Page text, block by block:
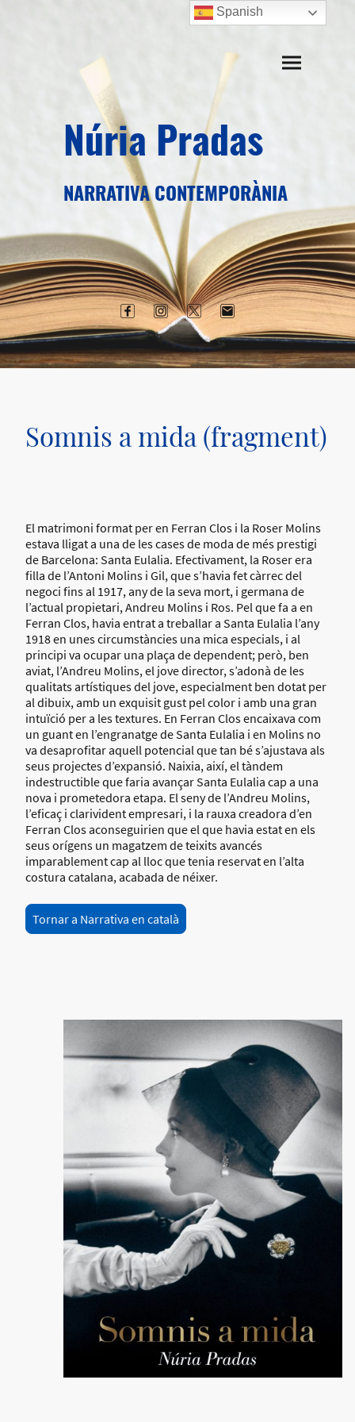
Núria Pradas
NARRATIVA CONTEMPORÀNIA
Somnis a mida (fragment)
El matrimoni format per en Ferran Clos i la Roser Molins
estava lligat a una de les cases de moda de més prestigi
de Barcelona: Santa Eulalia. Efectivament, la Roser era
filla de l’Antoni Molins i Gil, que s’havia fet càrrec del
negoci fins al 1917, any de la seva mort, i germana de
l’actual propietari, Andreu Molins i Ros. Pel que fa a en
Ferran Clos, havia entrat a treballar a Santa Eulalia l’any
1918 en unes circumstàncies una mica especials, i al
principi va ocupar una plaça de dependent; però, ben
aviat, l’Andreu Molins, el jove director, s’adonà de les
qualitats artístiques del jove, especialment ben dotat per
al dibuix, amb un exquisit gust pel color i amb una gran
intuïció per a les textures. En Ferran Clos encaixava com
un guant en l’engranatge de Santa Eulalia i en Molins no
va desaprofitar aquell potencial que tan bé s’ajustava als
seus projectes d’expansió. Naixia, així, el tàndem
indestructible que faria avançar Santa Eulalia cap a una
nova i prometedora etapa. El seny de l’Andreu Molins,
l’eficaç i clarivident empresari, i la rauxa creadora d’en
Ferran Clos aconseguirien que el que havia estat en els
seus orígens un magatzem de teixits avancés
imparablement cap al lloc que tenia reservat en l’alta
costura catalana, acabada de néixer.
Tornar a Narrativa en català
Spanish